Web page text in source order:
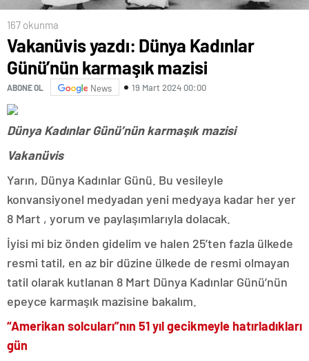
167 okunma
Vakanüvis yazdı: Dünya Kadınlar
Günü’nün karmaşık mazisi
ABONE OL News 19 Mart 2024 00:00
Dünya Kadınlar Günü’nün karmaşık mazisi
Vakanüvis
Yarın, Dünya Kadınlar Günü. Bu vesileyle
konvansiyonel medyadan yeni medyaya kadar her yer
8 Mart , yorum ve paylaşımlarıyla dolacak.
İyisi mi biz önden gidelim ve halen 25’ten fazla ülkede
resmi tatil, en az bir düzine ülkede de resmi olmayan
tatil olarak kutlanan 8 Mart Dünya Kadınlar Günü’nün
epeyce karmaşık mazisine bakalım.
“Amerikan solcuları”nın 51 yıl gecikmeyle hatırladıkları
gün